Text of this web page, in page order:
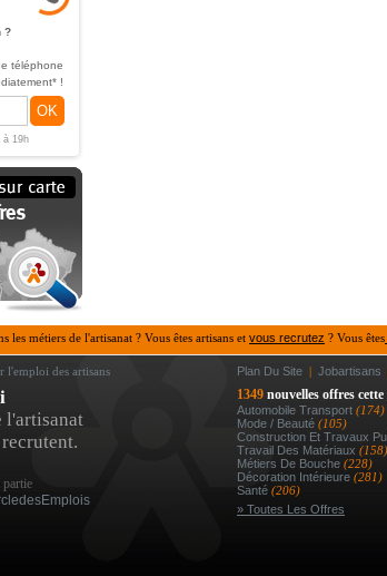
?
téléphone
!
OK
à 19h
les métiers de l'artisanat ? Vous êtes artisans et vous recrutez ? Vous êtes
l'emploi des artisans Plan Du Site | Jobartisans
l'artisanat
partie
1349 nouvelles offres cette
Automobile Transport (174)
Mode / Beauté (105)
Construction Et Travaux
Travail Des Matériaux (158)
Métiers De Bouche (228)
Décoration Intérieure (281)
Santé (206)
» Toutes Les Offres